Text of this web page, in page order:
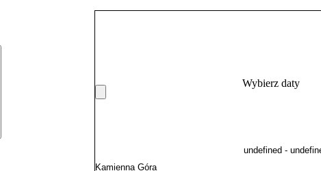
Wybierz daty